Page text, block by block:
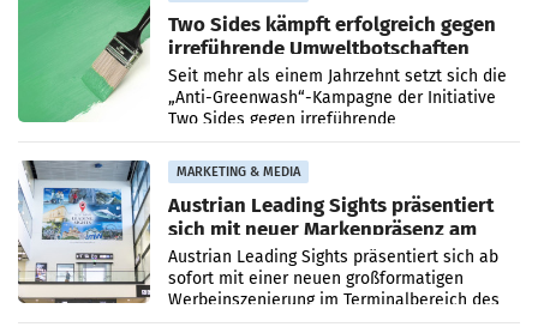
Two Sides kämpft erfolgreich gegen
irreführende Umweltbotschaften
beim Papiereinsatz
Seit mehr als einem Jahrzehnt setzt sich die
„Anti-Greenwash“-Kampagne der Initiative
Two Sides gegen irreführende
Umweltaussagen bei Papierkommunikation
und papierbasierten Verpackungen
MARKETING & MEDIA
Austrian Leading Sights präsentiert
sich mit neuer Markenpräsenz am
Flughafen Wien
Austrian Leading Sights präsentiert sich ab
sofort mit einer neuen großformatigen
Werbeinszenierung im Terminalbereich des
Flughafen Wien. Die Präsenz befindet sich im